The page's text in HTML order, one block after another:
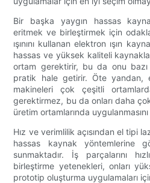
Bir başka yaygın hassas
eritmek ve birleştirmek için
ışınını kullanan elektron ışın
hassas ve yüksek kaliteli
ortam gerektirir, bu da onu
pratik hale getirir. Öte yandan,
makineleri çok çeşitli
gerektirmez, bu da onları daha
üretim ortamlarında uygulanmasını
Hız ve verimlilik açısından el tipi
hassas kaynak yöntemlerine
sunmaktadır. İş parçalarını
birleştirme yetenekleri, onları
prototip oluşturma uygulamaları